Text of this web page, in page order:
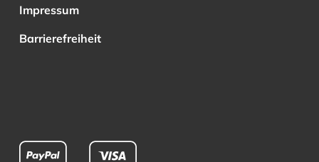
Impressum
Barrierefreiheit